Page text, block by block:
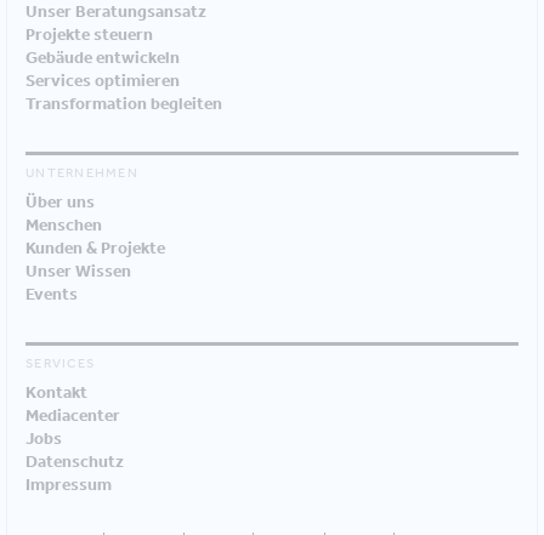
Unser Beratungsansatz
Projekte steuern
Gebäude entwickeln
Services optimieren
Transformation begleiten
UNTERNEHMEN
Über uns
Menschen
Kunden & Projekte
Unser Wissen
Events
SERVICES
Kontakt
Mediacenter
Jobs
Datenschutz
Impressum